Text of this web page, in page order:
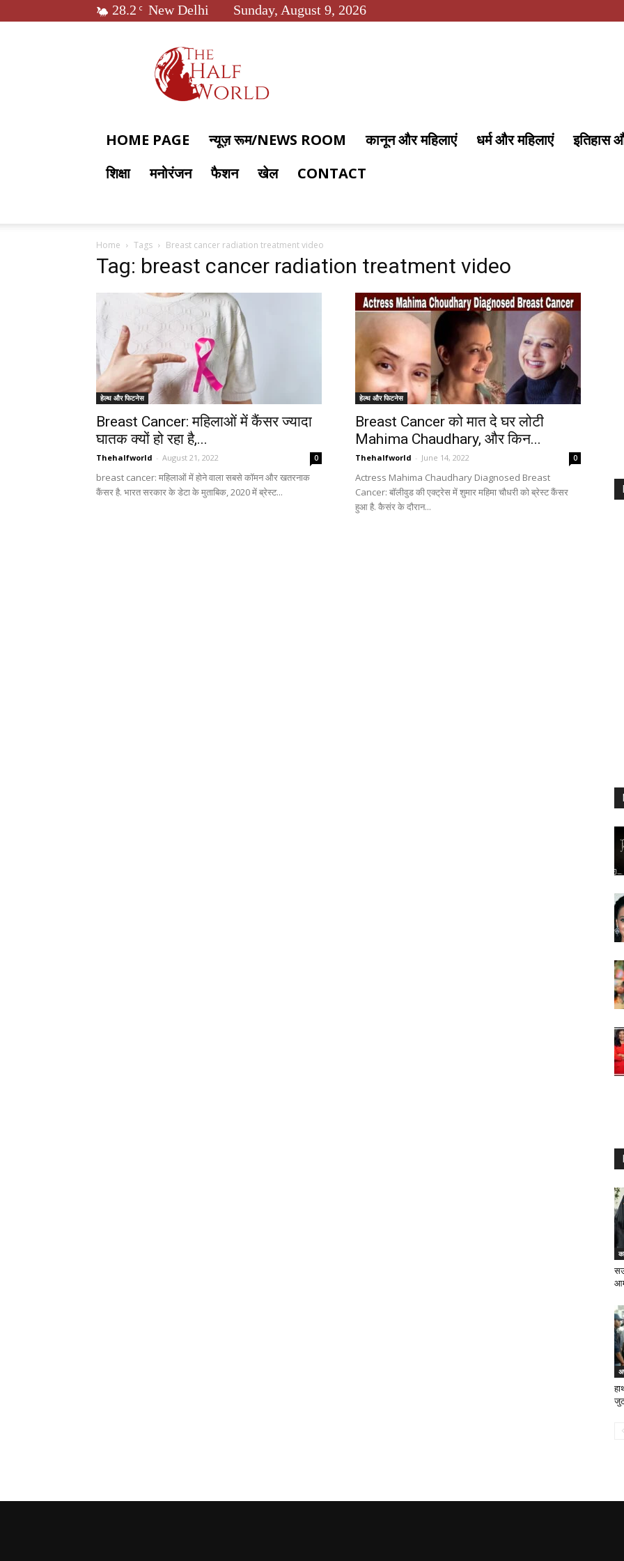
28.2 C New Delhi Sunday, August 9, 2026
World
HOME PAGE न्यूज़ रूम/NEWS ROOM कानून और महिलाएं धर्म और महिलाएं इतिहास
शिक्षा
मनोरंजन फैशन खेल CONTACT
Home Tags Breast cancer radiation treatment video
Tag: breast cancer radiation treatment video
हेल्थ और फिटनेस
Breast Cancer: महिलाओं में कैंसर ज्यादा
घातक क्यों हो रहा है,...
Thehalfworld - August 21, 2022 0
breast cancer: महिलाओं में होने वाला सबसे कॉमन और खतरनाक
कैंसर है. भारत सरकार के डेटा के मुताबिक, 2020 में ब्रेस्ट...
हेल्थ और फिटनेस
Breast Cancer को मात दे घर लोटी
Mahima Chaudhary, और किन...
Thehalfworld - June 14, 2022 0
Actress Mahima Chaudhary Diagnosed Breast
Cancer: बॉलीवुड की एक्ट्रेस में शुमार महिमा चौधरी को ब्रेस्ट कैंसर
हुआ है. कैसंर के दौरान...